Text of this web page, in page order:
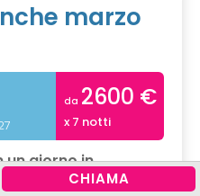
marzo
da 2600 €
x 7 notti
un giorno in
CHIAMA